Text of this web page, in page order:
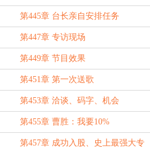
第445章 台长亲自安排任务
第447章 专访现场
第449章 节目效果
第451章 第一次送歌
第453章 洽谈、码字、机会
第455章 曹胜：我要10%
第457章 成功入股、史上最强大专